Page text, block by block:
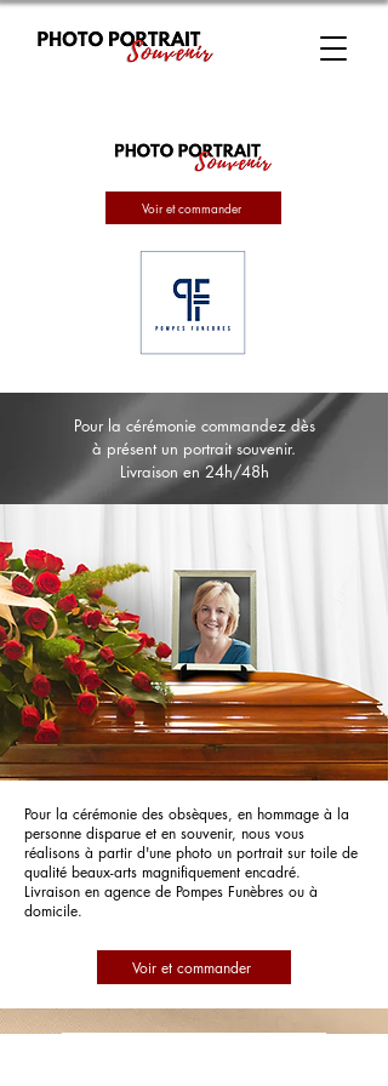
Voir et commander
Pour la cérémonie commandez dès
à présent un portrait souvenir.
Livraison en 24h/48h
Pour la cérémonie des obsèques, en hommage à la
personne disparue et en souvenir, nous vous
réalisons à partir d'une photo un portrait sur toile de
qualité beaux-arts magnifiquement encadré.
Livraison en agence de Pompes Funèbres ou à
domicile.
Voir et commander